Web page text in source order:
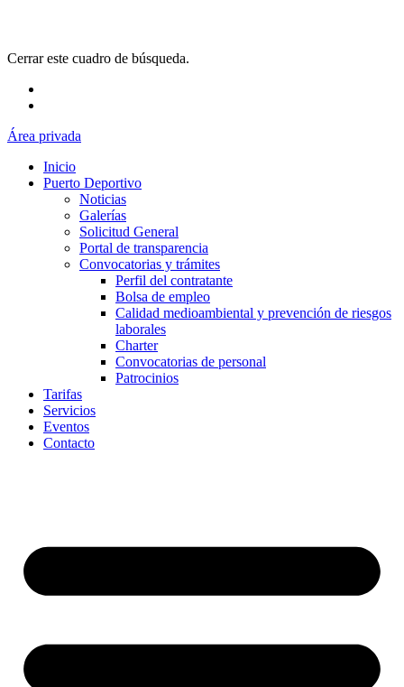
Cerrar este cuadro de búsqueda.
Área privada
Inicio
Puerto Deportivo
Noticias
Galerías
Solicitud General
Portal de transparencia
Convocatorias y trámites
Perfil del contratante
Bolsa de empleo
Calidad medioambiental y prevención de riesgos
laborales
Charter
Convocatorias de personal
Patrocinios
Tarifas
Servicios
Eventos
Contacto